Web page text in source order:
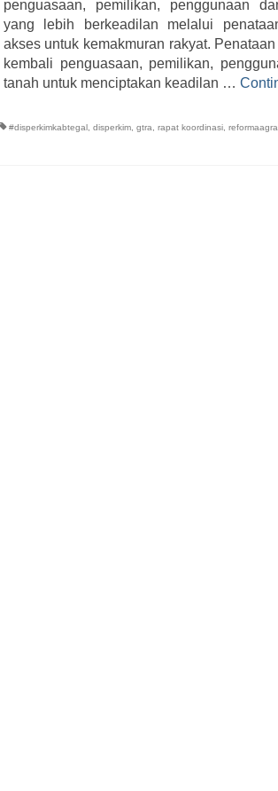
penguasaan, pemilikan, penggunaan
yang lebih berkeadilan melalui
akses untuk kemakmuran rakyat.
kembali penguasaan, pemilikan,
tanah untuk menciptakan keadilan …
#disperkimkabtegal, disperkim, gtra rapat koordinasi,